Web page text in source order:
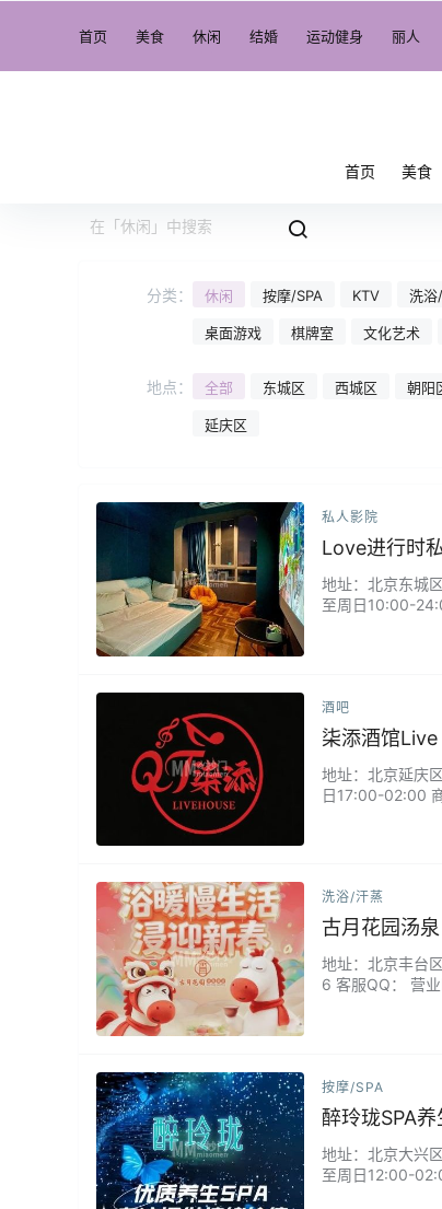
首页 美食 休闲 结婚 运动健身 丽人
首页 美食
分类： 休闲 按摩/SPA KTV 洗浴
桌面游戏 棋牌室 文化艺术
地点： 全部 东城区 西城区 朝阳
延庆区
私人影院
Love进行时
地址：北京东城
至周日10:00-
酒吧
柒添酒馆
地址：北京延庆
日17:00-02:00
洗浴/汗蒸
古月花园汤泉
地址：北京丰台
6 客服QQ： 营
按摩/SPA
醉玲珑SPA
地址：北京大兴
至周日12:00-